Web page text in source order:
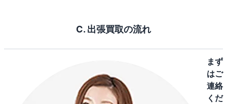
C. 出張買取の流れ
まず
はご
連絡
くだ